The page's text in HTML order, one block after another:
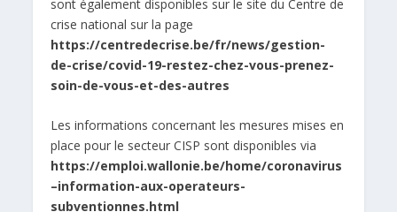
sont également disponibles sur le site du Centre de
crise national sur la page
https://centredecrise.be/fr/news/gestion-
de-crise/covid-19-restez-chez-vous-prenez-
soin-de-vous-et-des-autres
Les informations concernant les mesures mises en
place pour le secteur CISP sont disponibles via
https://emploi.wallonie.be/home/coronavirus
–information-aux-operateurs-
subventionnes.html